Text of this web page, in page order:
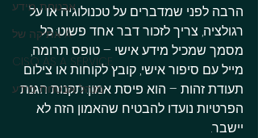
אבטחת מידע
אתיקה של A
CISO AS A SERVICE
מנהל אבטחת מידע
הרבה לפני שמדברים על טכנולוגיה או על
רגולציה, צריך לזכור דבר אחד פשוט: כל
מסמך שמכיל מידע אישי – טופס תרומה,
מייל עם סיפור אישי, קובץ לקוחות או צילום
תעודת זהות – הוא פיסת אמון. תקנות הגנת
הפרטיות נועדו להבטיח שהאמון הזה לא
יישבר.